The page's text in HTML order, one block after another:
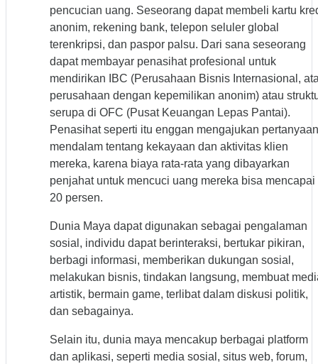
pencucian uang. Seseorang dapat membeli kartu
anonim, rekening bank, telepon seluler global
terenkripsi, dan paspor palsu. Dari sana seseorang
dapat membayar penasihat profesional untuk
mendirikan IBC (Perusahaan Bisnis Internasional,
perusahaan dengan kepemilikan anonim) atau
serupa di OFC (Pusat Keuangan Lepas Pantai).
Penasihat seperti itu enggan mengajukan pertanyaan
mendalam tentang kekayaan dan aktivitas klien
mereka, karena biaya rata-rata yang dibayarkan
penjahat untuk mencuci uang mereka bisa mencapai
20 persen.
Dunia Maya dapat digunakan sebagai pengalaman
sosial, individu dapat berinteraksi, bertukar pikiran,
berbagi informasi, memberikan dukungan sosial,
melakukan bisnis, tindakan langsung, membuat
artistik, bermain game, terlibat dalam diskusi politik,
dan sebagainya.
Selain itu, dunia maya mencakup berbagai platform
dan aplikasi, seperti media sosial, situs web, forum,